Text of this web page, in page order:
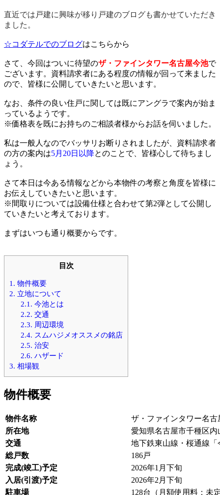
直近では戸建に興味が移り戸建のブログも書かせていただき
ました。
☆コダテルでのブログはこちらから
さて、今回はついに待望のザ・ファインタワー名古屋今池で
ございます。資料請求者にある程度の情報が回って来ました
ので、皆様に公開していきたいと思います。
なお、条件の良い住戸に関しては既にアングラで案内が始ま
っているようです。
※価格表を既にお持ちのご相談者様からお話を伺いました。
私は一般人なのでバッサリお断りされましたが、資料請求者
の方の案内は5月20日以降とのことで、皆様心して待ちまし
ょう。
さて本日は今ある情報などから本物件の考察と角度を皆様に
お伝えしていきたいと思います。
※間取りについては設備仕様と合わせて第2弾として公開し
ていきたいと考えております。
まずはいつも通り概要からです。
目次
1. 物件概要
2. 立地について
2.1. 今池とは
2.2. 交通
2.3. 周辺環境
2.4. スムハジメオススメの銘店
2.5. 治安
2.6. ハザード
3. 相場観
物件概要
物件名称
ザ・ファインタワー名古
所在地
愛知県名古屋市千種区内
交通
地下鉄東山線・桜通線「
総戸数
186戸
完成(竣工)予定
2026年1月下旬
入居(引渡)予定
2026年2月下旬
駐車場
128台（月額使用料：未